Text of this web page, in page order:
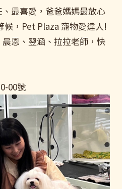
、最喜愛，爸爸媽媽最放心
候，Pet Plaza 寵物愛達人!
恩、翌涵、拉拉老師，快
00號